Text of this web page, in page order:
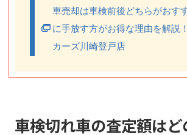
車売却は車検前後どちらがおす
に手放す方がお得な理由を解説
カーズ川崎登戸店
車検切れ車の査定額は